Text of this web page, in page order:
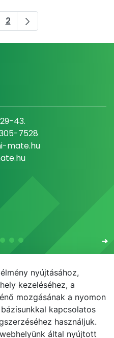
Oldal
2
43.
7528
mate.hu
NEPTUN
E-learning
Adatvédelem
nyújtásához,
kezeléséhez, a
mozgásának a nyomon
kapcsolatos
használjuk.
által nyújtott